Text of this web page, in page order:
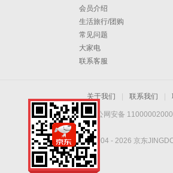
会员介绍
生活旅行/团购
常见问题
大家电
联系客服
关于我们 联系我们
京公网安备
Copyright © 2004 - 2026 京东
手机扫一扫，劲爆优